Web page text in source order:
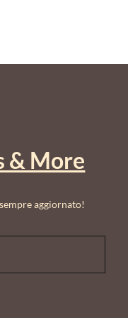
& More
aggiornato!